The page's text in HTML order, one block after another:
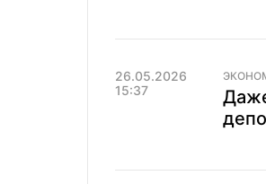
26.05.2026
15:37